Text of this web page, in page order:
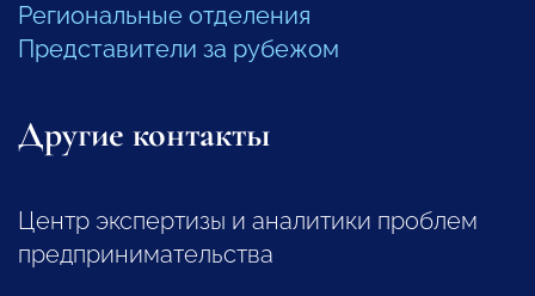
Региональные отделения
Представители за рубежом
Другие контакты
Центр экспертизы и аналитики проблем
предпринимательства